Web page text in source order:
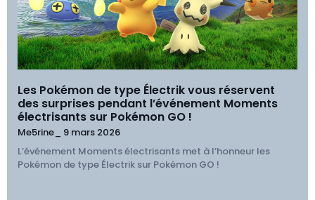
Les Pokémon de type Électrik vous réservent
des surprises pendant l’événement Moments
électrisants sur Pokémon GO !
Me5rine_ 9 mars 2026
L’événement Moments électrisants met à l’honneur les
Pokémon de type Électrik sur Pokémon GO !